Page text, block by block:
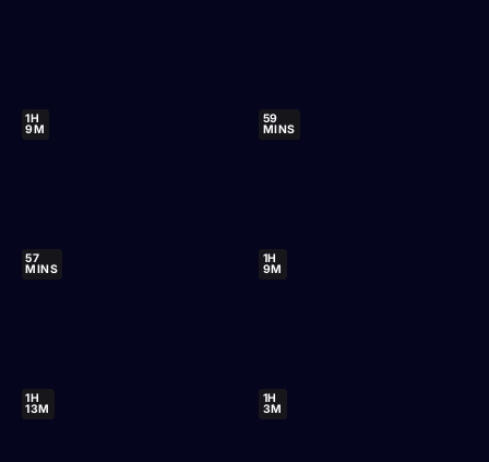
1H
9M
59
MINS
57
MINS
1H
9M
1H
13M
1H
3M